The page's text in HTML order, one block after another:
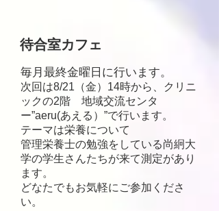
​待合室カフェ
毎月最終金曜日に行います。
次回は8/21（金）14時から、クリニ
ックの2階 地域交流センタ
ー”aeru(あえる）”で行います。
テーマは栄養について
​管理栄養士の勉強をしている尚絅大
学の学生さんたちが来て測定があり
ます。
​どなたでもお気軽にご参加くださ
い。